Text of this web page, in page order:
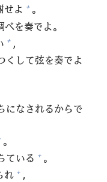
せよ + 。
べを奏でよ。
+ ，
くして弦を奏でよ
になされるからで
。
ている + 。
れ + ，